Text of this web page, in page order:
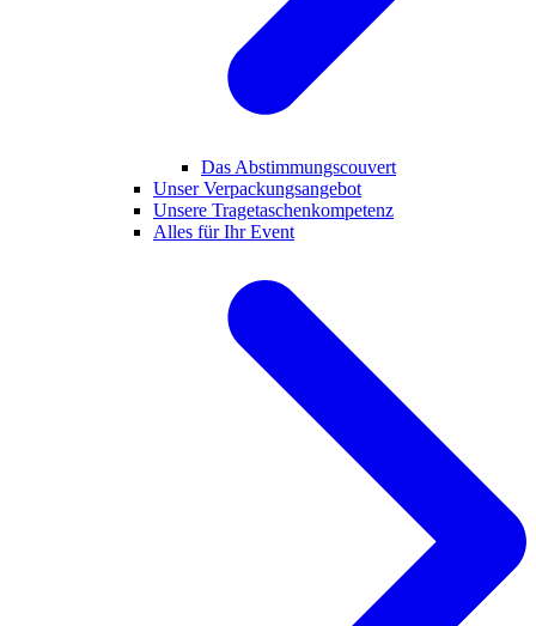
Das Abstimmungscouvert
Unser Verpackungsangebot
Unsere Tragetaschenkompetenz
Alles für Ihr Event